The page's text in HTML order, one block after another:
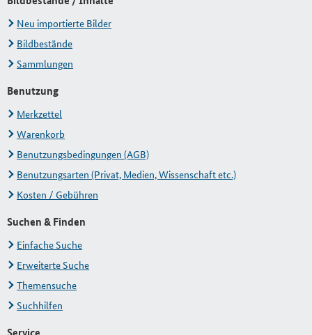
Neu importierte Bilder
Bildbestände
Sammlungen
Benutzung
Merkzettel
Warenkorb
Benutzungsbedingungen (AGB)
Benutzungsarten (Privat, Medien, Wissenschaft etc.)
Kosten / Gebühren
Suchen & Finden
Einfache Suche
Erweiterte Suche
Themensuche
Suchhilfen